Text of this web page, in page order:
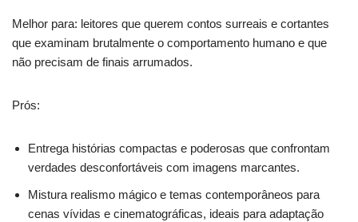
Melhor para: leitores que querem contos surreais e cortantes
que examinam brutalmente o comportamento humano e que
não precisam de finais arrumados.
Prós:
Entrega histórias compactas e poderosas que confrontam
verdades desconfortáveis com imagens marcantes.
Mistura realismo mágico e temas contemporâneos para
cenas vívidas e cinematográficas, ideais para adaptação